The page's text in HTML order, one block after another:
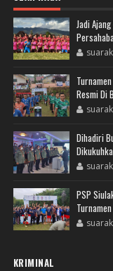
Jadi
Resmi Di
Dihadiri
PSP
KRIMINAL